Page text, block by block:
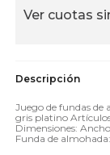
Ver cuotas
Juego de fundas de
gris platino
Dimensiones:
Funda de